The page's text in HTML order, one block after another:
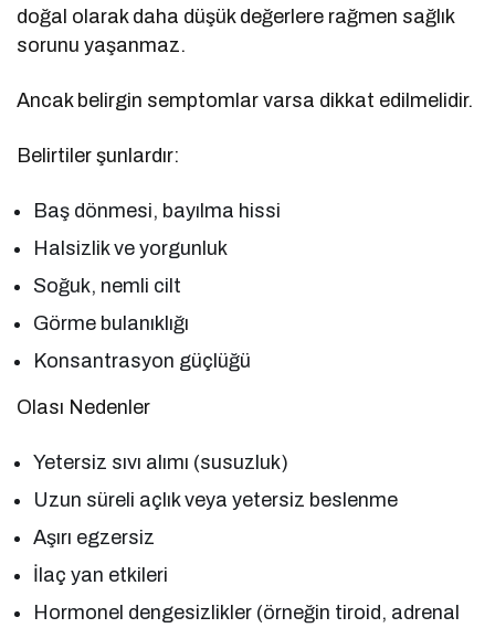
doğal olarak daha düşük değerlere rağmen sağlık
sorunu yaşanmaz.
Ancak belirgin semptomlar varsa dikkat edilmelidir.
Belirtiler şunlardır:
Baş dönmesi, bayılma hissi
Halsizlik ve yorgunluk
Soğuk, nemli cilt
Görme bulanıklığı
Konsantrasyon güçlüğü
Olası Nedenler
Yetersiz sıvı alımı (susuzluk)
Uzun süreli açlık veya yetersiz beslenme
Aşırı egzersiz
İlaç yan etkileri
Hormonel dengesizlikler (örneğin tiroid, adrenal